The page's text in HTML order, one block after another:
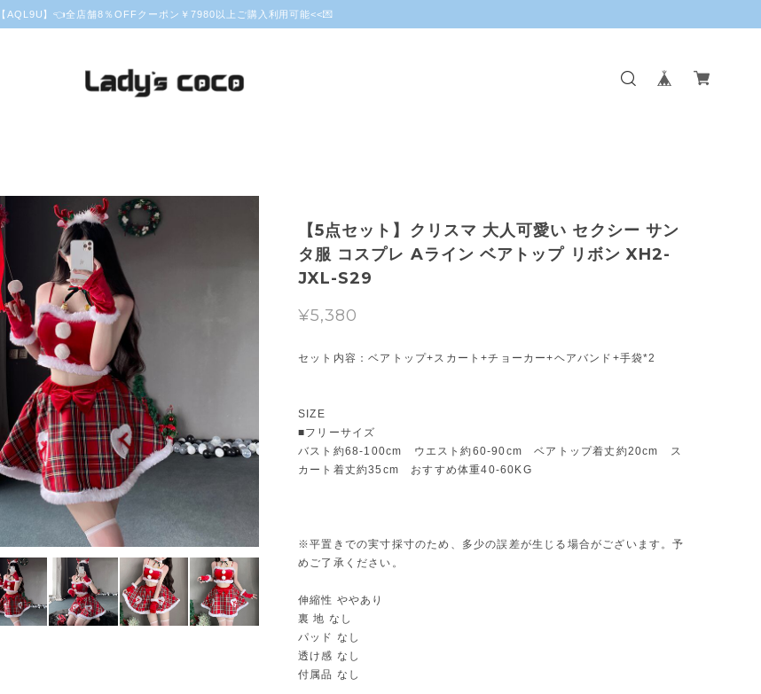
【AQL9U】👈全店舗8％OFFクーポン￥7980以上ご購入利用可能<<💌
【5点セット】クリスマ 大人可愛い セクシー サン
タ服 コスプレ Aライン ベアトップ リボン XH2-
JXL-S29
¥5,380
セット内容：ベアトップ+スカート+チョーカー+ヘアバンド+手袋*2
SIZE
■フリーサイズ
バスト約68-100cm ウエスト約60-90cm ベアトップ着丈約20cm ス
カート着丈約35cm おすすめ体重40-60KG
※平置きでの実寸採寸のため、多少の誤差が生じる場合がございます。予
めご了承ください。
伸縮性 ややあり
裏 地 なし
パッド なし
透け感 なし
付属品 なし